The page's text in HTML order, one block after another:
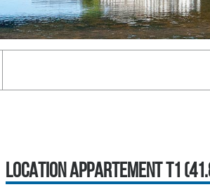
LOCATION APPARTEMENT T1